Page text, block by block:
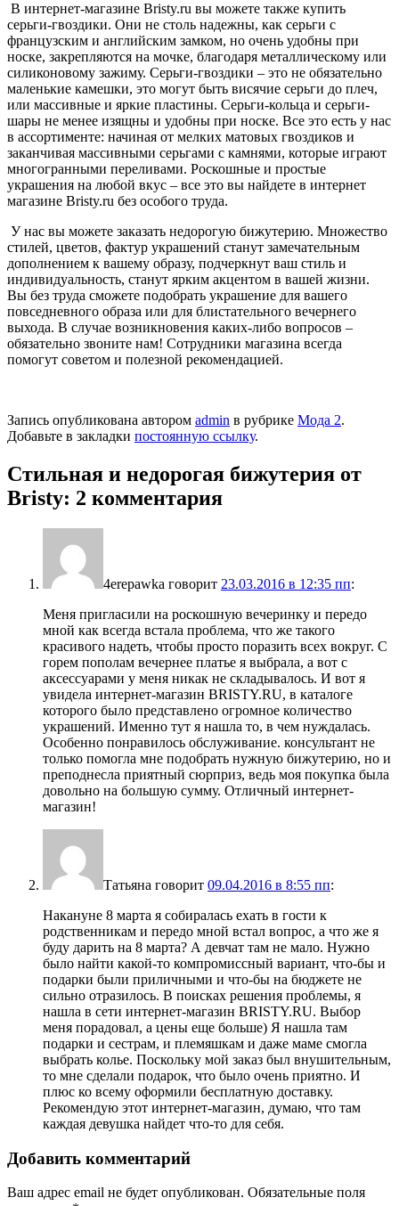
В интернет-магазине Bristy.ru вы можете также купить
серьги-гвоздики. Они не столь надежны, как серьги с
французским и английским замком, но очень удобны при
носке, закрепляются на мочке, благодаря металлическому или
силиконовому зажиму. Серьги-гвоздики – это не обязательно
маленькие камешки, это могут быть висячие серьги до плеч,
или массивные и яркие пластины. Серьги-кольца и серьги-
шары не менее изящны и удобны при носке. Все это есть у нас
в ассортименте: начиная от мелких матовых гвоздиков и
заканчивая массивными серьгами с камнями, которые играют
многогранными переливами. Роскошные и простые
украшения на любой вкус – все это вы найдете в интернет
магазине Bristy.ru без особого труда.
У нас вы можете заказать недорогую бижутерию. Множество
стилей, цветов, фактур украшений станут замечательным
дополнением к вашему образу, подчеркнут ваш стиль и
индивидуальность, станут ярким акцентом в вашей жизни.
Вы без труда сможете подобрать украшение для вашего
повседневного образа или для блистательного вечернего
выхода. В случае возникновения каких-либо вопросов –
обязательно звоните нам! Сотрудники магазина всегда
помогут советом и полезной рекомендацией.
Запись опубликована автором admin в рубрике Мода 2.
Добавьте в закладки постоянную ссылку.
Стильная и недорогая бижутерия от
Bristy: 2 комментария
4erepawka говорит 23.03.2016 в 12:35 пп:
Меня пригласили на роскошную вечеринку и передо
мной как всегда встала проблема, что же такого
красивого надеть, чтобы просто поразить всех вокруг. С
горем пополам вечернее платье я выбрала, а вот с
аксессуарами у меня никак не складывалось. И вот я
увидела интернет-магазин BRISTY.RU, в каталоге
которого было представлено огромное количество
украшений. Именно тут я нашла то, в чем нуждалась.
Особенно понравилось обслуживание. консультант не
только помогла мне подобрать нужную бижутерию, но и
преподнесла приятный сюрприз, ведь моя покупка была
довольно на большую сумму. Отличный интернет-
магазин!
Татьяна говорит 09.04.2016 в 8:55 пп:
Накануне 8 марта я собиралась ехать в гости к
родственникам и передо мной встал вопрос, а что же я
буду дарить на 8 марта? А девчат там не мало. Нужно
было найти какой-то компромиссный вариант, что-бы и
подарки были приличными и что-бы на бюджете не
сильно отразилось. В поисках решения проблемы, я
нашла в сети интернет-магазин BRISTY.RU. Выбор
меня порадовал, а цены еще больше) Я нашла там
подарки и сестрам, и племяшкам и даже маме смогла
выбрать колье. Поскольку мой заказ был внушительным,
то мне сделали подарок, что было очень приятно. И
плюс ко всему оформили бесплатную доставку.
Рекомендую этот интернет-магазин, думаю, что там
каждая девушка найдет что-то для себя.
Добавить комментарий
Ваш адрес email не будет опубликован. Обязательные поля